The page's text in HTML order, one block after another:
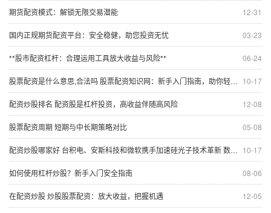
12-31
期货配资模式：解锁无限交易潜能
03-23
国内正规期货配资平台：安全稳健，助您投资无忧
06-24
**股市配资杠杆：合理运用工具放大收益与风险**
10-17
股票配资是什么意思,合法吗 股票配资知识网：新手入门指南，助你轻松投资
12-08
配资炒股排名 配资股是杠杆投资，高收益伴随高风险
05-08
股票配资周期 短期与中长期策略对比
10-17
配资炒股哪家好 台积电、安斯科技和微软携手加速硅光子技术革新 数据通信等领域或迎重大飞跃
08-06
如何使用杠杆炒股？新手入门安全指南
12-05
在配资炒股 炒股股票配资：放大收益，把握机遇